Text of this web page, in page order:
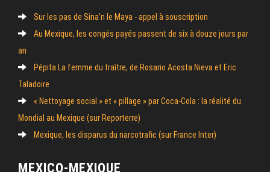
Sur les pas de Sina’n le Maya - appel à souscription
Au Mexique, les congés payés passent de six à douze jours par
an
Pépita La femme du traître, de Rosario Acosta Nieva et Eric
Taladoire
« Nettoyage social » et « pillage » par Coca-Cola : la réalité du
Mondial au Mexique (sur Reporterre)
Mexique, les disparus du narcotrafic (sur France Inter)
MEXICO-MEXIQUE